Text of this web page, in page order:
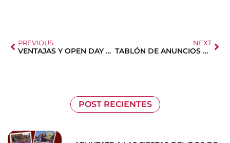
PREVIOUS
VENTAJAS Y OPEN DAY UNIVERSIDAD VILLANUEVA
NEXT
TABLÓN DE ANUNCIOS Y AVISOS
POST RECIENTES